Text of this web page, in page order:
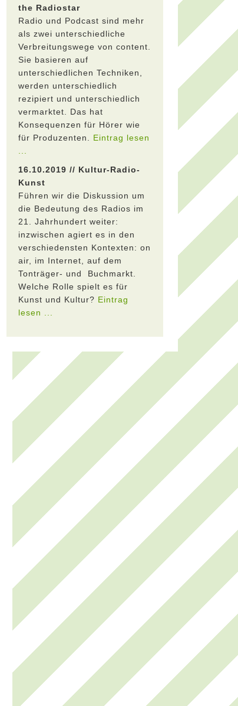
the Radiostar
Radio und Podcast sind mehr
als zwei unterschiedliche
Verbreitungswege von content.
Sie basieren auf
unterschiedlichen Techniken,
werden unterschiedlich
rezipiert und unterschiedlich
vermarktet. Das hat
Konsequenzen für Hörer wie
für Produzenten. Eintrag lesen
16.10.2019 // Kultur-Radio-
Kunst
Führen wir die Diskussion um
die Bedeutung des Radios im
21. Jahrhundert weiter:
inzwischen agiert es in den
verschiedensten Kontexten: on
air, im Internet, auf dem
Tonträger- und Buchmarkt.
Welche Rolle spielt es für
Kunst und Kultur? Eintrag
lesen ...